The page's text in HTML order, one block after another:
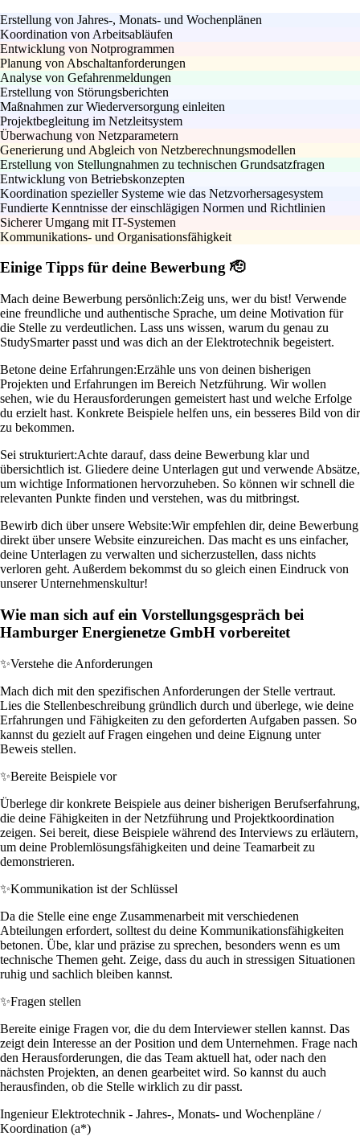
Erstellung von Jahres-, Monats- und Wochenplänen
Koordination von Arbeitsabläufen
Entwicklung von Notprogrammen
Planung von Abschaltanforderungen
Analyse von Gefahrenmeldungen
Erstellung von Störungsberichten
Maßnahmen zur Wiederversorgung einleiten
Projektbegleitung im Netzleitsystem
Überwachung von Netzparametern
Generierung und Abgleich von Netzberechnungsmodellen
Erstellung von Stellungnahmen zu technischen Grundsatzfragen
Entwicklung von Betriebskonzepten
Koordination spezieller Systeme wie das Netzvorhersagesystem
Fundierte Kenntnisse der einschlägigen Normen und Richtlinien
Sicherer Umgang mit IT-Systemen
Kommunikations- und Organisationsfähigkeit
Einige Tipps für deine Bewerbung 🫡
Mach deine Bewerbung persönlich:Zeig uns, wer du bist! Verwende
eine freundliche und authentische Sprache, um deine Motivation für
die Stelle zu verdeutlichen. Lass uns wissen, warum du genau zu
StudySmarter passt und was dich an der Elektrotechnik begeistert.
Betone deine Erfahrungen:Erzähle uns von deinen bisherigen
Projekten und Erfahrungen im Bereich Netzführung. Wir wollen
sehen, wie du Herausforderungen gemeistert hast und welche Erfolge
du erzielt hast. Konkrete Beispiele helfen uns, ein besseres Bild von dir
zu bekommen.
Sei strukturiert:Achte darauf, dass deine Bewerbung klar und
übersichtlich ist. Gliedere deine Unterlagen gut und verwende Absätze,
um wichtige Informationen hervorzuheben. So können wir schnell die
relevanten Punkte finden und verstehen, was du mitbringst.
Bewirb dich über unsere Website:Wir empfehlen dir, deine Bewerbung
direkt über unsere Website einzureichen. Das macht es uns einfacher,
deine Unterlagen zu verwalten und sicherzustellen, dass nichts
verloren geht. Außerdem bekommst du so gleich einen Eindruck von
unserer Unternehmenskultur!
Wie man sich auf ein Vorstellungsgespräch bei
Hamburger Energienetze GmbH vorbereitet
✨Verstehe die Anforderungen
Mach dich mit den spezifischen Anforderungen der Stelle vertraut.
Lies die Stellenbeschreibung gründlich durch und überlege, wie deine
Erfahrungen und Fähigkeiten zu den geforderten Aufgaben passen. So
kannst du gezielt auf Fragen eingehen und deine Eignung unter
Beweis stellen.
✨Bereite Beispiele vor
Überlege dir konkrete Beispiele aus deiner bisherigen Berufserfahrung,
die deine Fähigkeiten in der Netzführung und Projektkoordination
zeigen. Sei bereit, diese Beispiele während des Interviews zu erläutern,
um deine Problemlösungsfähigkeiten und deine Teamarbeit zu
demonstrieren.
✨Kommunikation ist der Schlüssel
Da die Stelle eine enge Zusammenarbeit mit verschiedenen
Abteilungen erfordert, solltest du deine Kommunikationsfähigkeiten
betonen. Übe, klar und präzise zu sprechen, besonders wenn es um
technische Themen geht. Zeige, dass du auch in stressigen Situationen
ruhig und sachlich bleiben kannst.
✨Fragen stellen
Bereite einige Fragen vor, die du dem Interviewer stellen kannst. Das
zeigt dein Interesse an der Position und dem Unternehmen. Frage nach
den Herausforderungen, die das Team aktuell hat, oder nach den
nächsten Projekten, an denen gearbeitet wird. So kannst du auch
herausfinden, ob die Stelle wirklich zu dir passt.
Ingenieur Elektrotechnik - Jahres-, Monats- und Wochenpläne /
Koordination (a*)